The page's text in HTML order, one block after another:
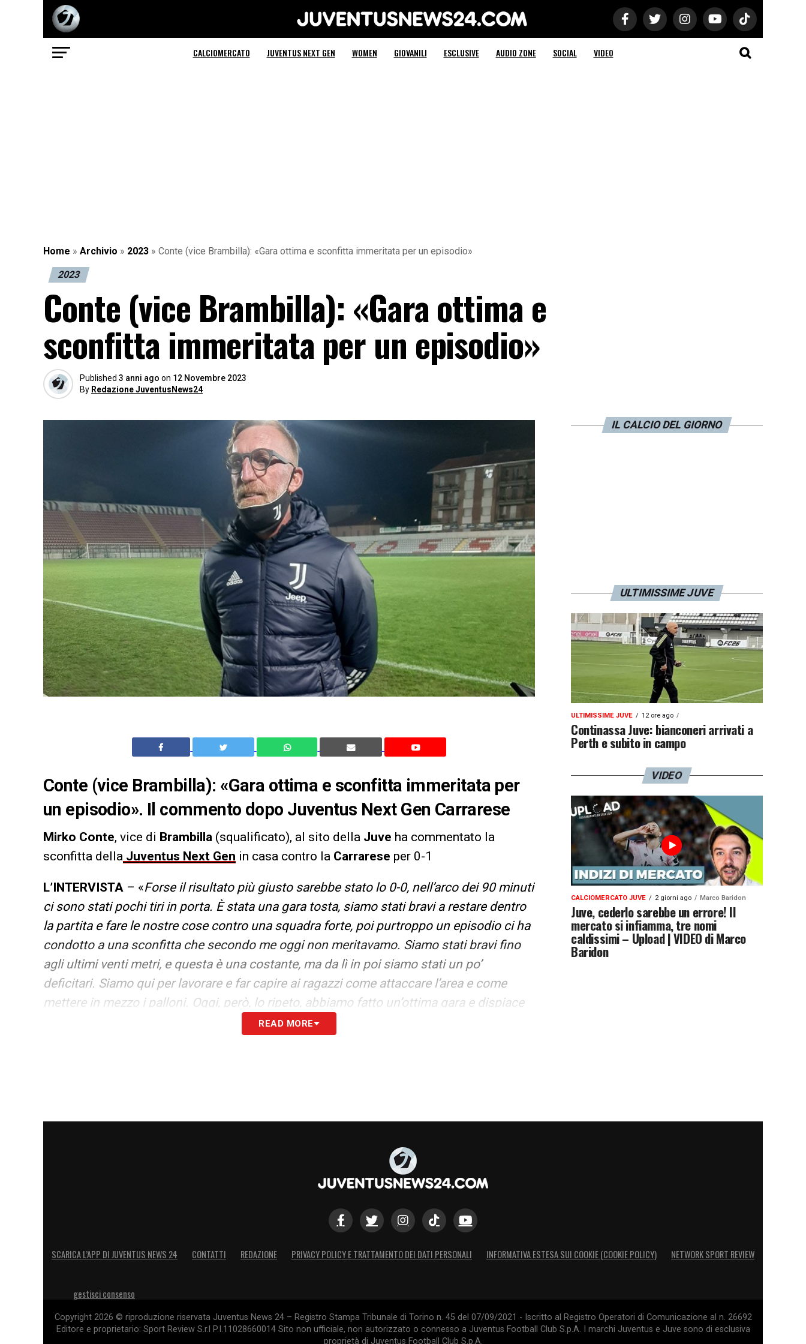
Juventus News 24
CALCIOMERCATO JUVENTUS NEXT GEN WOMEN GIOVANILI ESCLUSIVE AUDIO ZONE SOCIAL VIDEO
Home » Archivio » 2023 » Conte (vice Brambilla): «Gara ottima e sconfitta immeritata per un episodio»
2023
Conte (vice Brambilla): «Gara ottima e
sconfitta immeritata per un episodio»
Published 3 anni ago on 12 Novembre 2023
By Redazione JuventusNews24
Conte (vice Brambilla): «Gara ottima e sconfitta immeritata per
un episodio». Il commento dopo Juventus Next Gen Carrarese
Mirko Conte, vice di Brambilla (squalificato), al sito della Juve ha commentato la
sconfitta della Juventus Next Gen in casa contro la Carrarese per 0-1
L’INTERVISTA – «Forse il risultato più giusto sarebbe stato lo 0-0, nell’arco dei 90 minuti
ci sono stati pochi tiri in porta. È stata una gara tosta, siamo stati bravi a restare dentro
la partita e fare le nostre cose contro una squadra forte, poi purtroppo un episodio ci ha
condotto a una sconfitta che secondo me oggi non meritavamo. Siamo stati bravi fino
agli ultimi venti metri, e questa è una costante, ma da lì in poi siamo stati un po’
deficitari. Siamo qui per lavorare e far capire ai ragazzi come attaccare l’area e come
mettere in mezzo i palloni. Oggi, però, lo ripeto, abbiamo fatto un’ottima gara e dispiace
READ MORE
IL CALCIO DEL GIORNO
ULTIMISSIME JUVE
ULTIMISSIME JUVE 12 ore ago
Continassa Juve: bianconeri arrivati a
Perth e subito in campo
VIDEO
CALCIOMERCATO JUVE 2 giorni ago Marco Baridon
Juve, cederlo sarebbe un errore! Il
mercato si infiamma, tre nomi
caldissimi – Upload | VIDEO di Marco
Baridon
SCARICA L’APP DI JUVENTUS NEWS 24 CONTATTI REDAZIONE PRIVACY POLICY E TRATTAMENTO DEI DATI PERSONALI INFORMATIVA ESTESA SUI COOKIE (COOKIE POLICY) NETWORK SPORT REVIEW
gestisci consenso
Copyright 2026 © riproduzione riservata Juventus News 24 – Registro Stampa Tribunale di Torino n. 45 del 07/09/2021 - Iscritto al Registro Operatori di Comunicazione al n. 26692
Editore e proprietario: Sport Review S.r.l P.I.11028660014 Sito non ufficiale, non autorizzato o connesso a Juventus Football Club S.p.A. I marchi Juventus e Juve sono di esclusiva
proprietà di Juventus Football Club S.p.A.